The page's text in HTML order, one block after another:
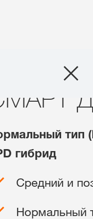
тип
гибрид
Средний и
Нормальный